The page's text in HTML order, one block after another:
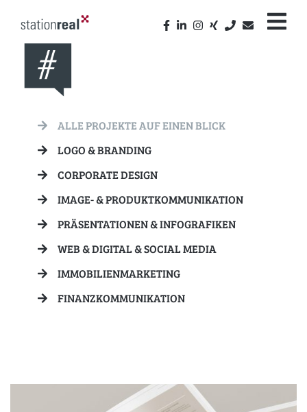
ALLE PROJEKTE AUF EINEN BLICK
LOGO & BRANDING
CORPORATE DESIGN
IMAGE- & PRODUKTKOMMUNIKATION
PRÄSENTATIONEN & INFOGRAFIKEN
WEB & DIGITAL & SOCIAL MEDIA
IMMOBILIENMARKETING
FINANZKOMMUNIKATION